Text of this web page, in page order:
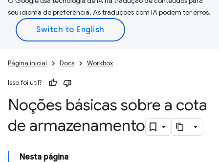
seu idioma de preferência. As traduções com IA podem ter erros.
Página inicial Docs Workbox
Isso foi útil?
Noções básicas sobre a cota
de armazenamento
Nesta página